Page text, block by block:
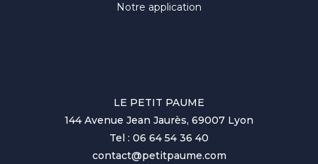
Notre application
LE PETIT PAUME
144 Avenue Jean Jaurès, 69007 Lyon
Tel : 06 64 54 36 40
contact@petitpaume.com